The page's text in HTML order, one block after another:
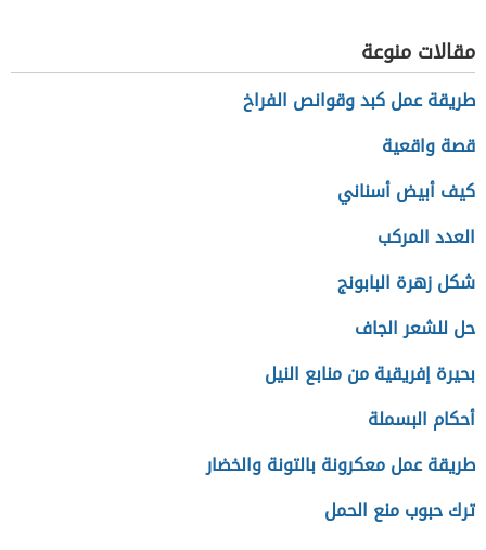
مقالات منوعة
طريقة عمل كبد وقوانص الفراخ
قصة واقعية
كيف أبيض أسناني
العدد المركب
شكل زهرة البابونج
حل للشعر الجاف
بحيرة إفريقية من منابع النيل
أحكام البسملة
طريقة عمل معكرونة بالتونة والخضار
ترك حبوب منع الحمل